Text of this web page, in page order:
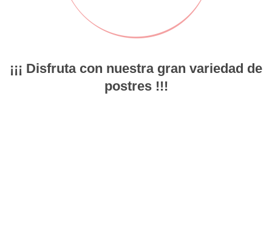
¡¡¡ Disfruta con nuestra gran variedad de
postres !!!